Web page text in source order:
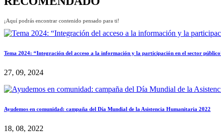
¡Aquí podrás encontrar contenido pensado para ti!
Tema 2024: “Integración del acceso a la información y la participación en el sector
27, 09, 2024
Ayudemos en comunidad: campaña del Día Mundial de la Asistencia Humanitaria 2022
18, 08, 2022